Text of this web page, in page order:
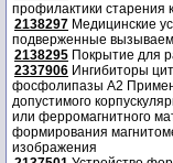
профилактики старения
2138297 Медицинские
подверженные
2138295 Покрытие для
2337906 Ингибиторы
фосфолипазы А2
допустимого
или ферромагнитного
формирования
изображения